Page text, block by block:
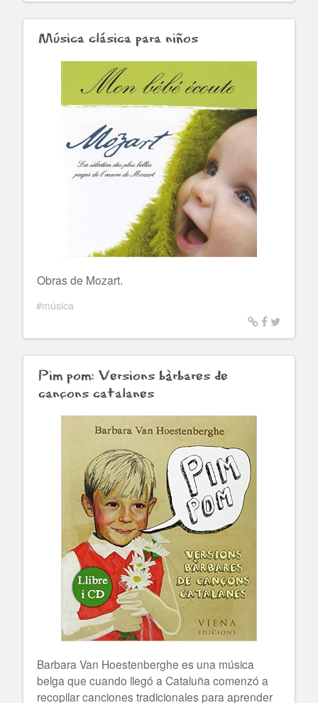
Música clásica para niños
Obras de Mozart.
#música
Pim pom: Versions bàrbares de
cançons catalanes
Barbara Van Hoestenberghe es una música
belga que cuando llegó a Cataluña comenzó a
recopilar canciones tradicionales para aprender